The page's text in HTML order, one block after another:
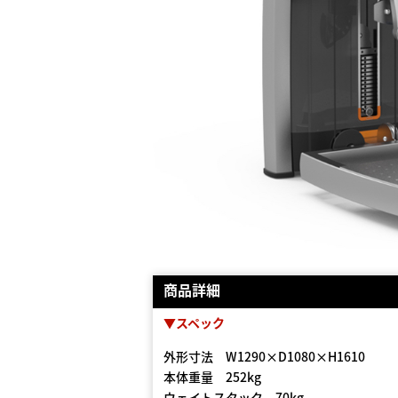
商品詳細
▼スペック
外形寸法 W1290×D1080×H1610
本体重量 252kg